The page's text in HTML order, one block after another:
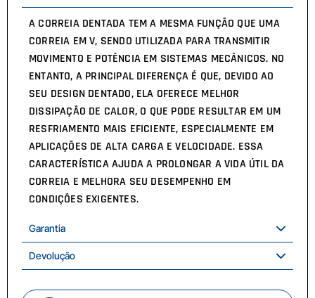
A CORREIA DENTADA TEM A MESMA FUNÇÃO QUE UMA
CORREIA EM V, SENDO UTILIZADA PARA TRANSMITIR
MOVIMENTO E POTÊNCIA EM SISTEMAS MECÂNICOS. NO
ENTANTO, A PRINCIPAL DIFERENÇA É QUE, DEVIDO AO
SEU DESIGN DENTADO, ELA OFERECE MELHOR
DISSIPAÇÃO DE CALOR, O QUE PODE RESULTAR EM UM
RESFRIAMENTO MAIS EFICIENTE, ESPECIALMENTE EM
APLICAÇÕES DE ALTA CARGA E VELOCIDADE. ESSA
CARACTERÍSTICA AJUDA A PROLONGAR A VIDA ÚTIL DA
CORREIA E MELHORA SEU DESEMPENHO EM
CONDIÇÕES EXIGENTES.
Garantia
Devolução